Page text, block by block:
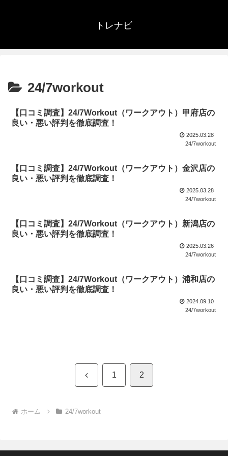
トレナビ
24/7workout
【口コミ調査】24/7Workout（ワークアウト）甲府店の
良い・悪い評判を徹底調査！
2025.03.28
24/7workout
【口コミ調査】24/7Workout（ワークアウト）金沢店の
良い・悪い評判を徹底調査！
2025.03.28
24/7workout
【口コミ調査】24/7Workout（ワークアウト）新潟店の
良い・悪い評判を徹底調査！
2025.03.26
24/7workout
【口コミ調査】24/7Workout（ワークアウト）浦和店の
良い・悪い評判を徹底調査！
2024.09.10
24/7workout
前 1 2
ホーム 24/7workout